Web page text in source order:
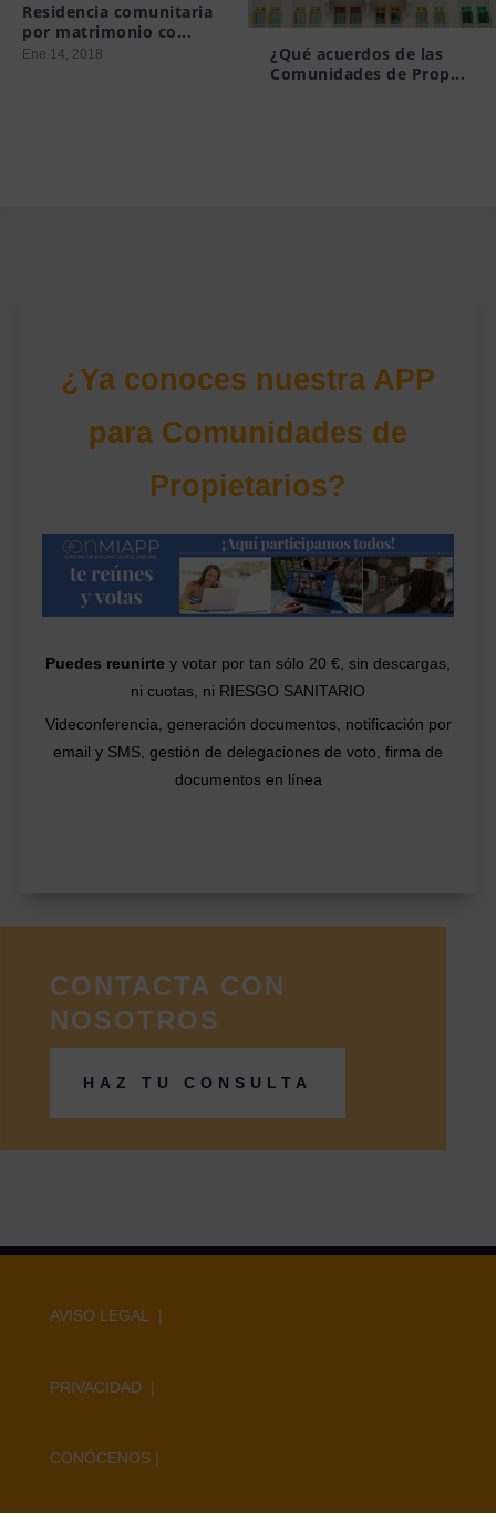
Residencia comunitaria
por matrimonio co...
Ene 14, 2018
¿Qué acuerdos de las
Comunidades de Prop...
¿Ya conoces nuestra APP
para Comunidades de
Propietarios?
Puedes reunirte y votar por tan sólo 20 €, sin descargas,
ni cuotas, ni RIESGO SANITARIO
Videconferencia, generación documentos, notificación por
email y SMS, gestión de delegaciones de voto, firma de
documentos en línea
CONTACTA CON
NOSOTROS
HAZ TU CONSULTA
AVISO LEGAL |
PRIVACIDAD |
CONÓCENOS |